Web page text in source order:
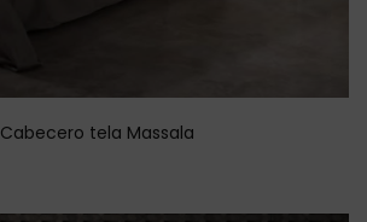
Cabecero tela Massala